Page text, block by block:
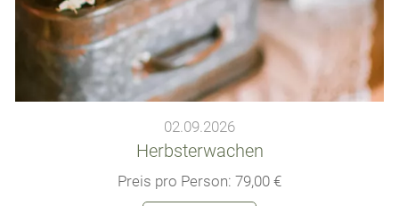
02.09.2026
Herbsterwachen
Preis pro Person: 79,00 €